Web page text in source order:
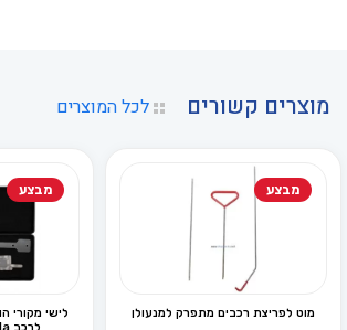
מוצרים קשורים לכל המוצרים
מבצע
מוט לפריצת רכבים מתפרק למנעולן
מבצע
לישי מקורי